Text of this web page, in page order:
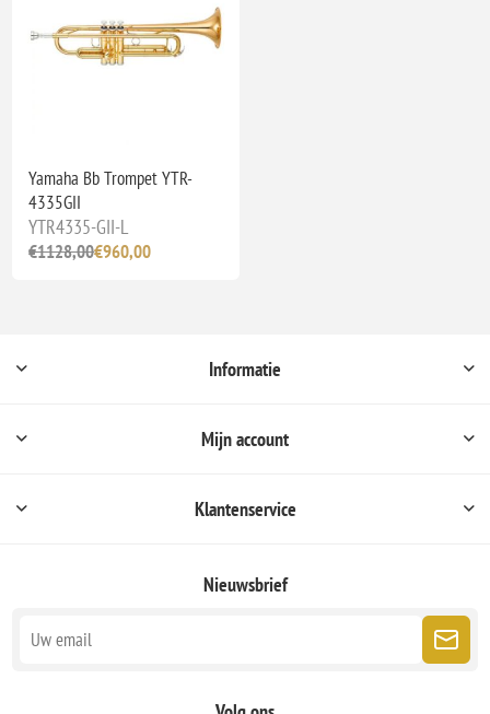
Yamaha Bb Trompet YTR-
4335GII
YTR4335-GII-L
€1128,00€960,00
Informatie
Mijn account
Klantenservice
Nieuwsbrief